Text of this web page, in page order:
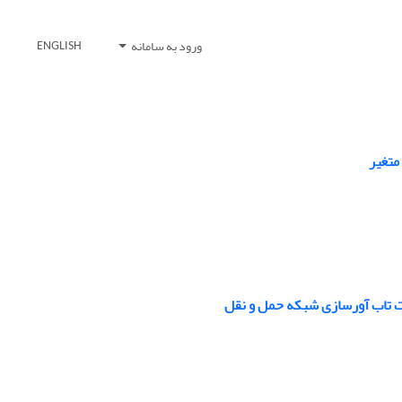
ورود به سامانه ENGLISH
تاب آورسازی شبکه حمل و نقل